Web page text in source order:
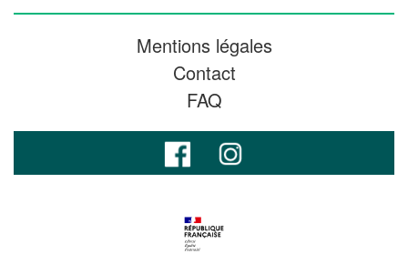
Mentions légales
Contact
FAQ